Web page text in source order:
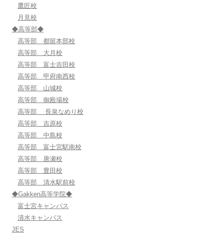
鷹匠校
月見校
◆高等部◆
高等部 都留本部校
高等部 大月校
高等部 富士吉田校
高等部 甲府南西校
高等部 山城校
高等部 御殿場校
高等部 長泉なめり校
高等部 吉原校
高等部 中島校
高等部 富士宮駅南校
高等部 唐瀬校
高等部 豊田校
高等部 清水駅前校
◆Gakken高等学院◆
富士宮キャンパス
清水キャンパス
JES